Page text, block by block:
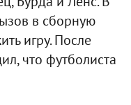
в сборную
игру. После
что футболиста